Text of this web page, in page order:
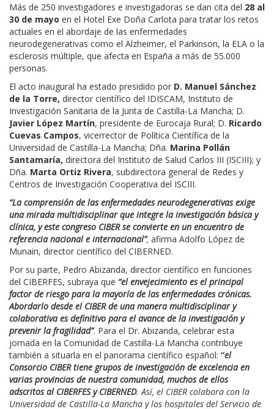
Más de 250 investigadores e investigadoras se dan cita del 28 al
30 de mayo en el Hotel Exe Doña Carlota para tratar los retos
actuales en el abordaje de las enfermedades
neurodegenerativas como el Alzheimer, el Parkinson, la ELA o la
esclerosis múltiple, que afecta en España a más de 55.000
personas.
El acto inaugural ha estado presidido por D. Manuel Sánchez
de la Torre, director científico del IDISCAM, Instituto de
Investigación Sanitaria de la Junta de Castilla-La Mancha; D.
Javier López Martín, presidente de Eurocaja Rural; D. Ricardo
Cuevas Campos, vicerrector de Política Científica de la
Universidad de Castilla-La Mancha; Dña. Marina Pollán
Santamaría, directora del Instituto de Salud Carlos III (ISCIII); y
Dña. Marta Ortiz Rivera, subdirectora general de Redes y
Centros de Investigación Cooperativa del ISCIII.
“La comprensión de las enfermedades neurodegenerativas exige
una mirada multidisciplinar que integre la investigación básica y
clínica, y este congreso CIBER se convierte en un encuentro de
referencia nacional e internacional”, afirma Adolfo López de
Munain, director científico del CIBERNED.
Por su parte, Pedro Abizanda, director científico en funciones
del CIBERFES, subraya que “el envejecimiento es el principal
factor de riesgo para la mayoría de las enfermedades crónicas.
Abordarlo desde el CIBER de una manera multidisciplinar y
colaborativa es definitivo para el avance de la investigación y
prevenir la fragilidad”. Para el Dr. Abizanda, celebrar esta
jornada en la Comunidad de Castilla-La Mancha contribuye
también a situarla en el panorama científico español: “el
Consorcio CIBER tiene grupos de investigación de excelencia en
varias provincias de nuestra comunidad, muchos de ellos
adscritos al CIBERFES y CIBERNED. Así, el CIBER colabora con la
Universidad de Castilla-La Mancha y los hospitales del Servicio de